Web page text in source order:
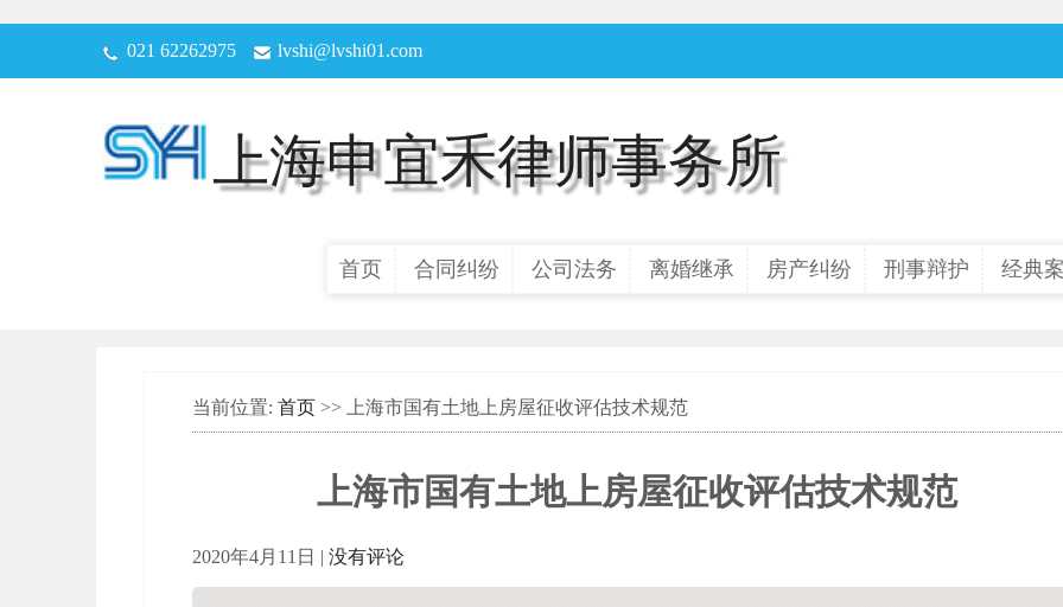
021 62262975 lvshi@lvshi01.com
上海申宜禾律师事务所
首页 合同纠纷 公司法务 离婚继承 房产纠纷 刑事辩护 经典
当前位置: 首页 >> 上海市国有土地上房屋征收评估技术规范
上海市国有土地上房屋征收评估技术规范
2020年4月11日 | 没有评论